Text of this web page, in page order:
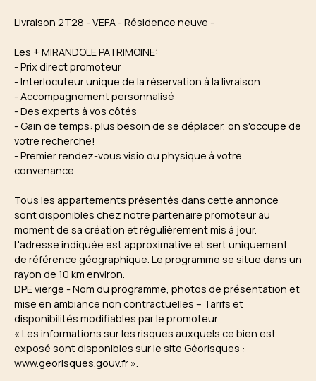
Livraison 2T28 - VEFA - Résidence neuve -
Les + MIRANDOLE PATRIMOINE:
- Prix direct promoteur
- Interlocuteur unique de la réservation à la livraison
- Accompagnement personnalisé
- Des experts à vos côtés
- Gain de temps: plus besoin de se déplacer, on s'occupe de
votre recherche!
- Premier rendez-vous visio ou physique à votre
convenance
Tous les appartements présentés dans cette annonce
sont disponibles chez notre partenaire promoteur au
moment de sa création et régulièrement mis à jour.
L'adresse indiquée est approximative et sert uniquement
de référence géographique. Le programme se situe dans un
rayon de 10 km environ.
DPE vierge - Nom du programme, photos de présentation et
mise en ambiance non contractuelles – Tarifs et
disponibilités modifiables par le promoteur
« Les informations sur les risques auxquels ce bien est
exposé sont disponibles sur le site Géorisques :
www.georisques.gouv.fr ».